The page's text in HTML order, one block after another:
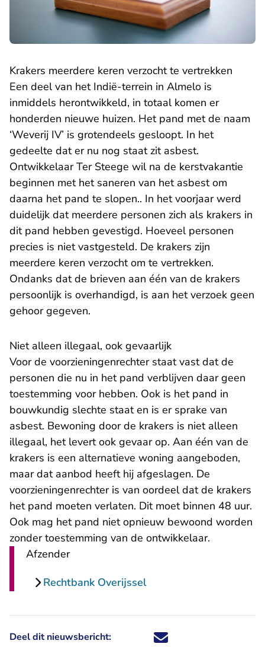
Krakers meerdere keren verzocht te vertrekken
Een deel van het Indië-terrein in Almelo is
inmiddels herontwikkeld, in totaal komen er
honderden nieuwe huizen. Het pand met de naam
‘Weverij IV’ is grotendeels gesloopt. In het
gedeelte dat er nu nog staat zit asbest.
Ontwikkelaar Ter Steege wil na de kerstvakantie
beginnen met het saneren van het asbest om
daarna het pand te slopen.. In het voorjaar werd
duidelijk dat meerdere personen zich als krakers in
dit pand hebben gevestigd. Hoeveel personen
precies is niet vastgesteld. De krakers zijn
meerdere keren verzocht om te vertrekken.
Ondanks dat de brieven aan één van de krakers
persoonlijk is overhandigd, is aan het verzoek geen
gehoor gegeven.
Niet alleen illegaal, ook gevaarlijk
Voor de voorzieningenrechter staat vast dat de
personen die nu in het pand verblijven daar geen
toestemming voor hebben. Ook is het pand in
bouwkundig slechte staat en is er sprake van
asbest. Bewoning door de krakers is niet alleen
illegaal, het levert ook gevaar op. Aan één van de
krakers is een alternatieve woning aangeboden,
maar dat aanbod heeft hij afgeslagen. De
voorzieningenrechter is van oordeel dat de krakers
het pand moeten verlaten. Dit moet binnen 48 uur.
Ook mag het pand niet opnieuw bewoond worden
zonder toestemming van de ontwikkelaar.
Afzender
Rechtbank Overijssel
Deel dit nieuwsbericht: Deel dit nieuwsbericht via X -
Deel dit nieuwsbericht via
Deel dit nieuwsbericht
Deel dit